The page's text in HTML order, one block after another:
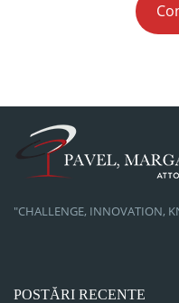
"CHALLENGE, INNOVATION,
POSTĂRI RECENTE